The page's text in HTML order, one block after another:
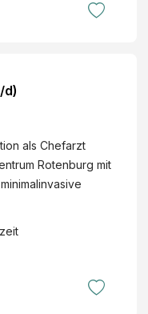
d)
als Chefarzt
Rotenburg mit